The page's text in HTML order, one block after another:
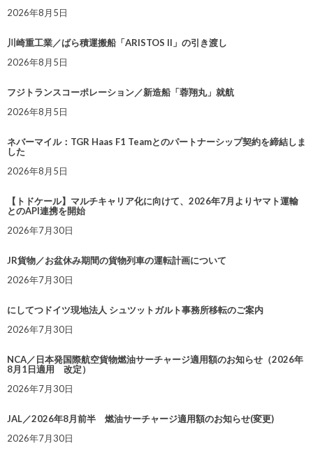
2026年8月5日
川崎重工業／ばら積運搬船「ARISTOS II」の引き渡し
2026年8月5日
フジトランスコーポレーション／新造船「蓉翔丸」就航
2026年8月5日
ネバーマイル：TGR Haas F1 Teamとのパートナーシップ契約を締結しま
した
2026年8月5日
【トドケール】マルチキャリア化に向けて、2026年7月よりヤマト運輸
とのAPI連携を開始
2026年7月30日
JR貨物／お盆休み期間の貨物列車の運転計画について
2026年7月30日
にしてつドイツ現地法人 シュツットガルト事務所移転のご案内
2026年7月30日
NCA／日本発国際航空貨物燃油サーチャージ適用額のお知らせ（2026年
8月1日適用 改定）
2026年7月30日
JAL／2026年8月前半 燃油サーチャージ適用額のお知らせ(変更)
2026年7月30日